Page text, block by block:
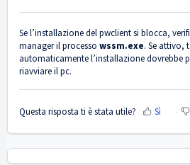
Se l’installazione del pwclient si blocca,
manager il processo wssm.exe. Se attivo,
automaticamente l’installazione dovrebbe
riavviare il pc.
Questa risposta ti è stata utile? Sì